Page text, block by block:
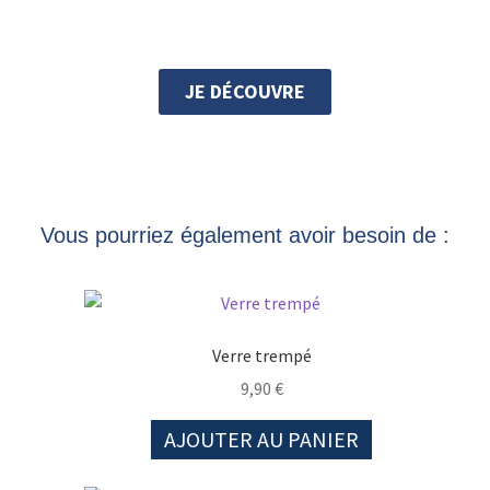
JE DÉCOUVRE
Vous pourriez également avoir besoin de :
Verre trempé
9,90 €
AJOUTER AU PANIER